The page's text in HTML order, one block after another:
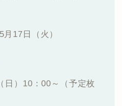
月17日（火）
日）10：00～（予定枚